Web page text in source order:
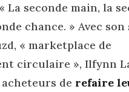
La seconde main, la
chance. » Avec son
« marketplace de
circulaire », Ilfynn
de refaire